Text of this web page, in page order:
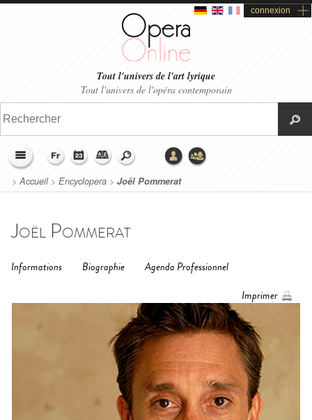
connexion
Tout l'univers de l'art lyrique
Tout l'univers de l'opéra contemporain
>Accueil> Encyclopera > Joël Pommerat
Joël Pommerat
Informations Biographie
Agenda Professionnel
Imprimer